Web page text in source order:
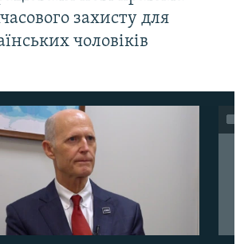
захисту для
чоловіків